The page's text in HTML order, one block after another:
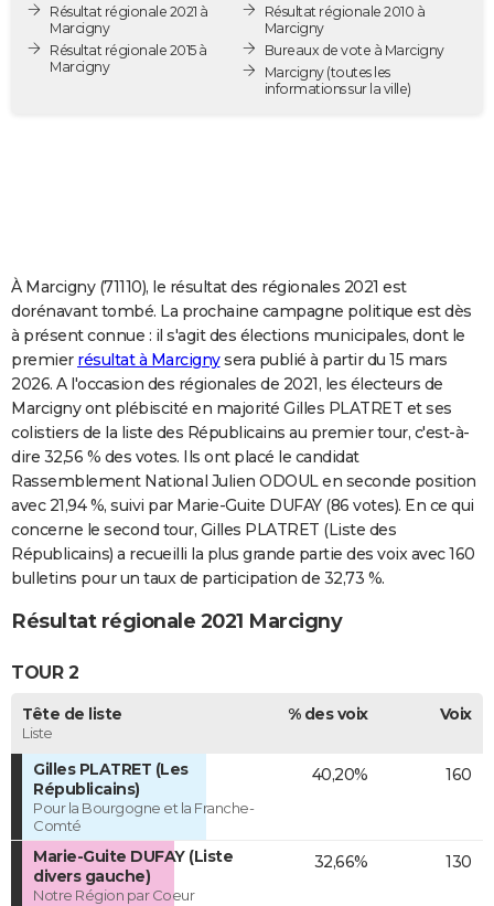
Destinations
City break
Voyage nature
Voyage de noces
Forum
PHOTO
GUIDES D'ACHAT
COPAINS D'AVANT
S'inscrire
Se connecter
Lycées
Collèges
Primaires
Universités
Entreprises
Service militaire
Avis de recherche
AVIS DE DÉCÈS
FORUM
Bricolage
Lifestyle
Culture
SportAuto
Television
Voyage
Cinema
Résultat régionale 2021 à
Marcigny
Résultat régionale 2015 à
Marcigny
Résultat régionale 2010 à
Marcigny
Bureaux de vote à Marcigny
Marcigny(toutes les
informations sur la ville)
À Marcigny (71110), le résultat des régionales 2021 est
dorénavant tombé. La prochaine campagne politique est dès
à présent connue : il s'agit des élections municipales, dont le
premier résultat à Marcignysera publié à partir du 15 mars
2026. A l'occasion des régionales de 2021, les électeurs de
Marcigny ont plébiscité en majorité Gilles PLATRET et ses
colistiers de la liste des Républicains au premier tour, c'est-à-
dire 32,56 % des votes. Ils ont placé le candidat
Rassemblement National Julien ODOUL en seconde position
avec 21,94 %, suivi par Marie-Guite DUFAY (86 votes). En ce qui
concerne le second tour, Gilles PLATRET (Liste des
Républicains) a recueilli la plus grande partie des voix avec 160
bulletins pour un taux de participation de 32,73 %.
Résultat régionale 2021 Marcigny
TOUR 2
Tête de liste
Liste
% des voix Voix
Gilles PLATRET (Les
Républicains)
Pour la Bourgogne et la Franche-
Comté
40,20% 160
Marie-Guite DUFAY (Liste
divers gauche)
Notre Région par Coeur
32,66% 130